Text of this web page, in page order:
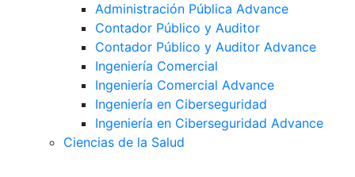
Administración Pública Advance
Contador Público y Auditor
Contador Público y Auditor Advance
Ingeniería Comercial
Ingeniería Comercial Advance
Ingeniería en Ciberseguridad
Ingeniería en Ciberseguridad Advance
Ciencias de la Salud